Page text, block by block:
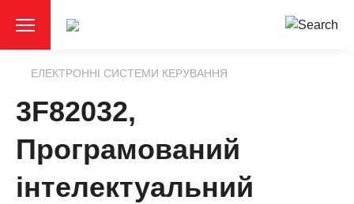
ЕЛЕКТРОННІ СИСТЕМИ КЕРУВАННЯ
3F82032,
Програмований
інтелектуальний